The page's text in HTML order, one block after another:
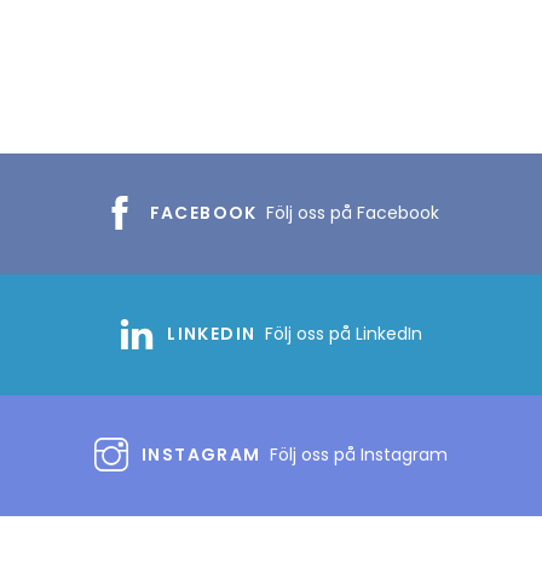
FACEBOOK Följ oss på Facebook
LINKEDIN Följ oss på LinkedIn
INSTAGRAM Följ oss på Instagram